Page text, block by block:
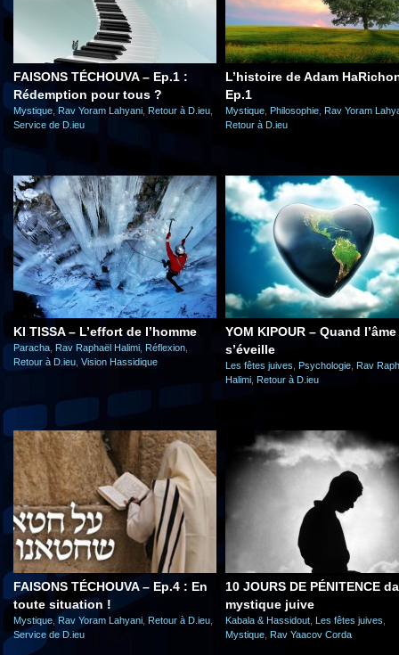
FAISONS TÉCHOUVA – Ep.1 :
Rédemption pour tous ?
Mystique Rav Yoram Lahyani Retour à D.ieu
Service de D.ieu
L’histoire de Adam
Ep.1
Mystique Philosophie Rav Yoram
Retour à D.ieu
KI TISSA – L’effort de l’homme
Paracha Rav Raphaël Halimi Réflexion
Retour à D.ieu Vision Hassidique
YOM KIPOUR – Quand l’âme
s’éveille
Les fêtes juives Psychologie Rav
Halimi Retour à D.ieu
FAISONS TÉCHOUVA – Ep.4 : En
toute situation !
Mystique Rav Yoram Lahyani Retour à D.ieu
Service de D.ieu
10 JOURS DE PÉNITENCE
mystique juive
Kabala & Hassidout Les fêtes juives
Mystique Rav Yaacov Corda